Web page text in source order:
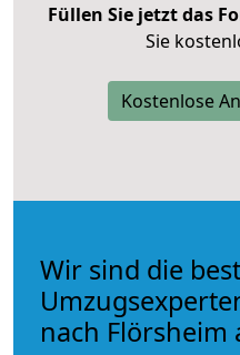
Füllen Sie jetzt das
Sie
Kostenlose
Wir sind die
nach Flörsheim